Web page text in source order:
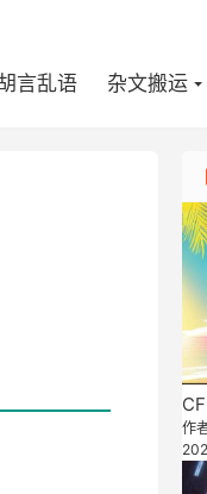
言乱语 杂文搬运
作